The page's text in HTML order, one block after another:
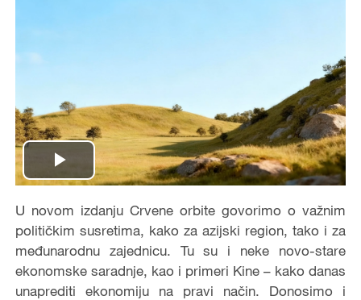
Play
Video
U novom izdanju Crvene orbite govorimo o važnim
političkim susretima, kako za azijski region, tako i za
međunarodnu zajednicu. Tu su i neke novo-stare
ekonomske saradnje, kao i primeri Kine – kako danas
unaprediti ekonomiju na pravi način. Donosimo i